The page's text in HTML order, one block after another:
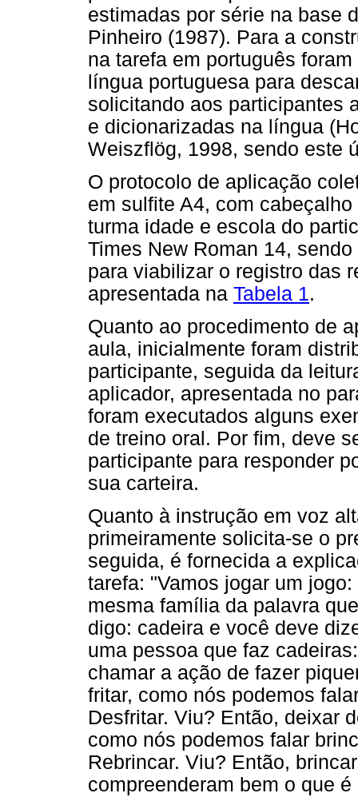
estimadas por série na base
Pinheiro (1987). Para a
na tarefa em português
língua portuguesa para
solicitando aos participantes
e dicionarizadas na língua
Weiszflög, 1998, sendo este
O protocolo de aplicação
em sulfite A4, com
turma idade e escola do
Times New Roman 14,
para viabilizar o registro das
apresentada na Tabela 1.
Quanto ao procedimento de
aula, inicialmente foram
participante, seguida da
aplicador, apresentada no
foram executados alguns
de treino oral. Por fim, deve
participante para responder
sua carteira.
Quanto à instrução em voz
primeiramente solicita-se o
seguida, é fornecida a
tarefa: "Vamos jogar um
mesma família da palavra
digo: cadeira e você deve
uma pessoa que faz
chamar a ação de fazer
fritar, como nós podemos
Desfritar. Viu? Então, deixar
como nós podemos falar
Rebrincar. Viu? Então,
compreenderam bem o que